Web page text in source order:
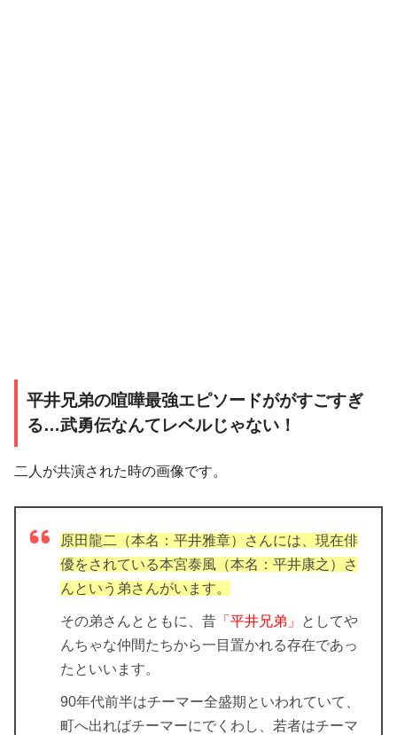
平井兄弟の喧嘩最強エピソードががすごすぎ
る…武勇伝なんてレベルじゃない！
二人が共演された時の画像です。
原田龍二（本名：平井雅章）さんには、現在俳
優をされている本宮泰風（本名：平井康之）さ
んという弟さんがいます。
その弟さんとともに、昔 「平井兄弟」
としてや
んちゃな仲間たちから一目置かれる存在であっ
たといいます。
90年代前半はチーマー全盛期といわれていて、
町へ出ればチーマーにでくわし、若者はチーマ